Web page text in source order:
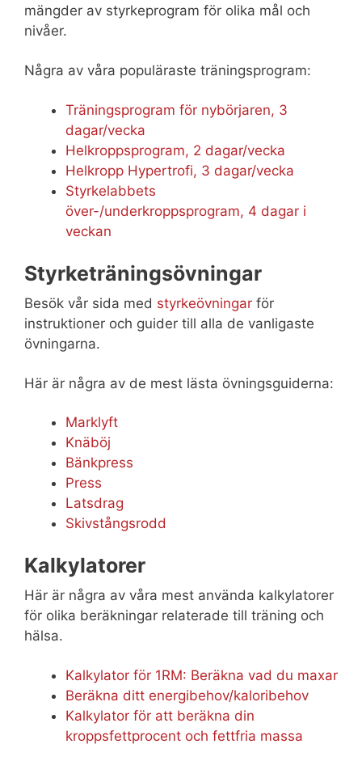
mängder av styrkeprogram för olika mål och
nivåer.
Några av våra populäraste träningsprogram:
Träningsprogram för nybörjaren, 3
dagar/vecka
Helkroppsprogram, 2 dagar/vecka
Helkropp Hypertrofi, 3 dagar/vecka
Styrkelabbets
över-/underkroppsprogram, 4 dagar i
veckan
Styrketräningsövningar
Besök vår sida med styrkeövningar för
instruktioner och guider till alla de vanligaste
övningarna.
Här är några av de mest lästa övningsguiderna:
Marklyft
Knäböj
Bänkpress
Press
Latsdrag
Skivstångsrodd
Kalkylatorer
Här är några av våra mest använda kalkylatorer
för olika beräkningar relaterade till träning och
hälsa.
Kalkylator för 1RM: Beräkna vad du maxar
Beräkna ditt energibehov/kaloribehov
Kalkylator för att beräkna din
kroppsfettprocent och fettfria massa